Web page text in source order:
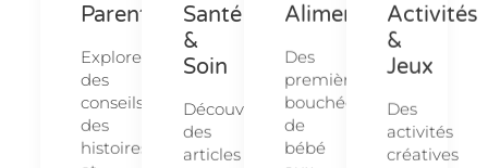
Parentalité
Explorez
des
conseils,
des
histoires
Santé
&
Soin
Découvrez
des
articles
Alimentation
Des
premières
bouchées
de
bébé
Activités
&
Jeux
Des
activités
créatives